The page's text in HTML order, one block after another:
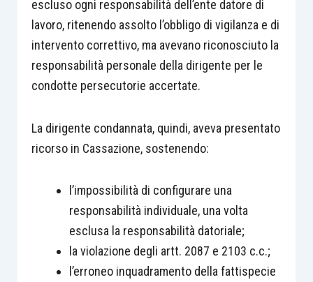
escluso ogni responsabilità dell’ente datore di
lavoro, ritenendo assolto l’obbligo di vigilanza e di
intervento correttivo, ma avevano riconosciuto la
responsabilità personale della dirigente per le
condotte persecutorie accertate.
La dirigente condannata, quindi, aveva presentato
ricorso in Cassazione, sostenendo:
l’impossibilità di configurare una
responsabilità individuale, una volta
esclusa la responsabilità datoriale;
la violazione degli artt. 2087 e 2103 c.c.;
l’erroneo inquadramento della fattispecie